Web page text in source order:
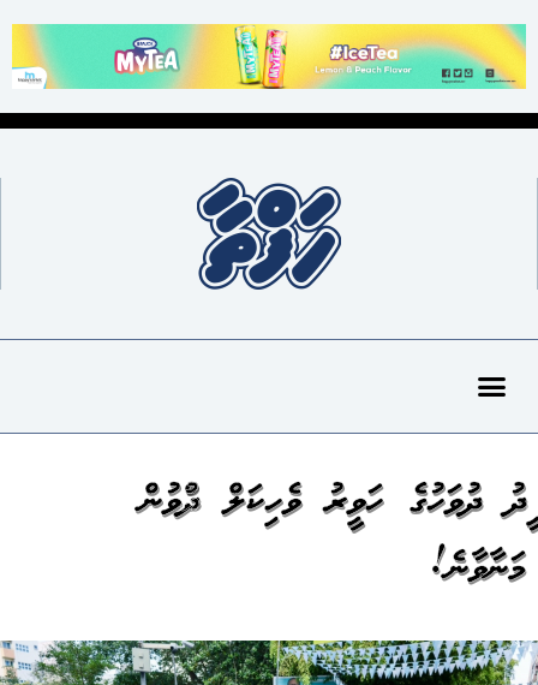
އީދު ދުވަހުގެ ހަވީރު ވެހިކަލް ދުއްވުން
މަނާވާނެ!